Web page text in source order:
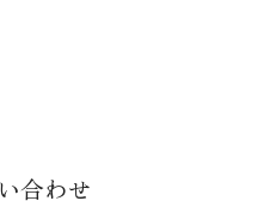
合わせ